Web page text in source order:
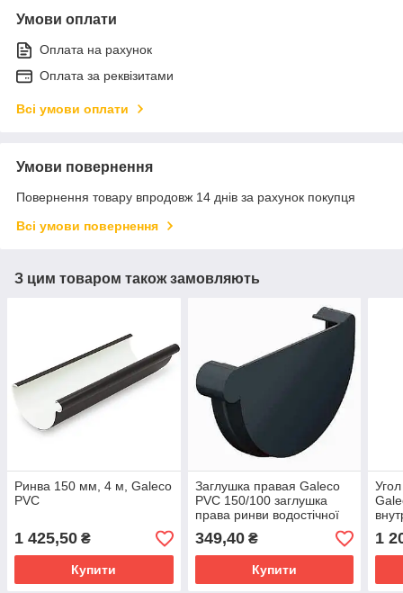
Умови оплати
Оплата на рахунок
Оплата за реквізитами
Всі умови оплати
Умови повернення
Повернення товару впродовж 14 днів за рахунок покупця
Всі умови повернення
З цим товаром також замовляють
Ринва 150 мм, 4 м, Galeco
PVC
1 425,50 ₴
Купити
Заглушка правая Galeco
PVC 150/100 заглушка
права ринви водостічної
RE150-_-ZР----G
349,40₴
Купити
1